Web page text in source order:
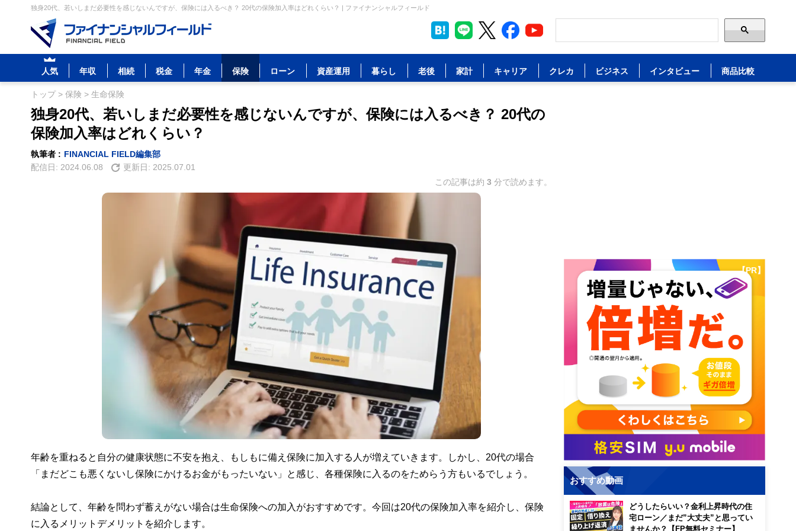
独身20代、若いしまだ必要性を感じないんですが、保険には入るべき？ 20代の保険加入率はどれくらい？ | ファイナンシャルフィールド
人気 年収 相続 税金 年金 保険 ローン 資産運用 暮らし 老後 家計 キャリア クレカ ビジネス インタビュー 商品比較
トップ> 保険 > 生命保険
独身20代、若いしまだ必要性を感じないんですが、保険には入るべき？ 20代の
保険加入率はどれくらい？
執筆者 : FINANCIAL FIELD編集部
配信日: 2024.06.08 更新日: 2025.07.01
この記事は約 3 分で読めます。
年齢を重ねると自分の健康状態に不安を抱え、もしもに備え保険に加入する人が増えていきます。しかし、20代の場合
「まだどこも悪くないし保険にかけるお金がもったいない」と感じ、各種保険に入るのをためらう方もいるでしょう。
結論として、年齢を問わず蓄えがない場合は生命保険への加入がおすすめです。今回は20代の保険加入率を紹介し、保険
に入るメリットデメリットを紹介します。
【PR】
おすすめ動画
どうしたらいい？金利上昇時代の住
宅ローン／まだ”大丈夫”と思ってい
ませんか？【FP無料セミナー】